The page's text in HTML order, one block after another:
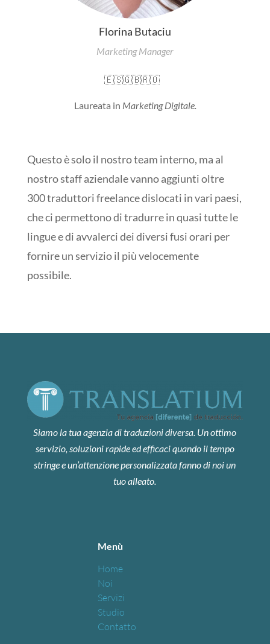
Florina Butaciu
Marketing Manager
🇪🇸🇬🇧🇷🇴
Laureata in Marketing Digitale.
Questo è solo il nostro team interno, ma al
nostro staff aziendale vanno aggiunti oltre
300 traduttori freelance dislocati in vari paesi,
che ci permettono di tradurre in quasi tutte le
lingue e di avvalerci dei diversi fusi orari per
fornire un servizio il più velocemente
possibile.
Siamo la tua agenzia di traduzioni diversa. Un ottimo
servizio, soluzioni rapide ed efficaci quando il tempo
stringe e un’attenzione personalizzata fanno di noi un
tuo alleato.
Menù
Home
Noi
Servizi
Studio
Contatto